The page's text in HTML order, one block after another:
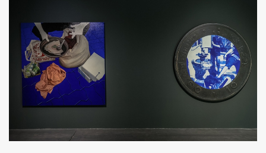
SHARE TWEET LINE EMAIL